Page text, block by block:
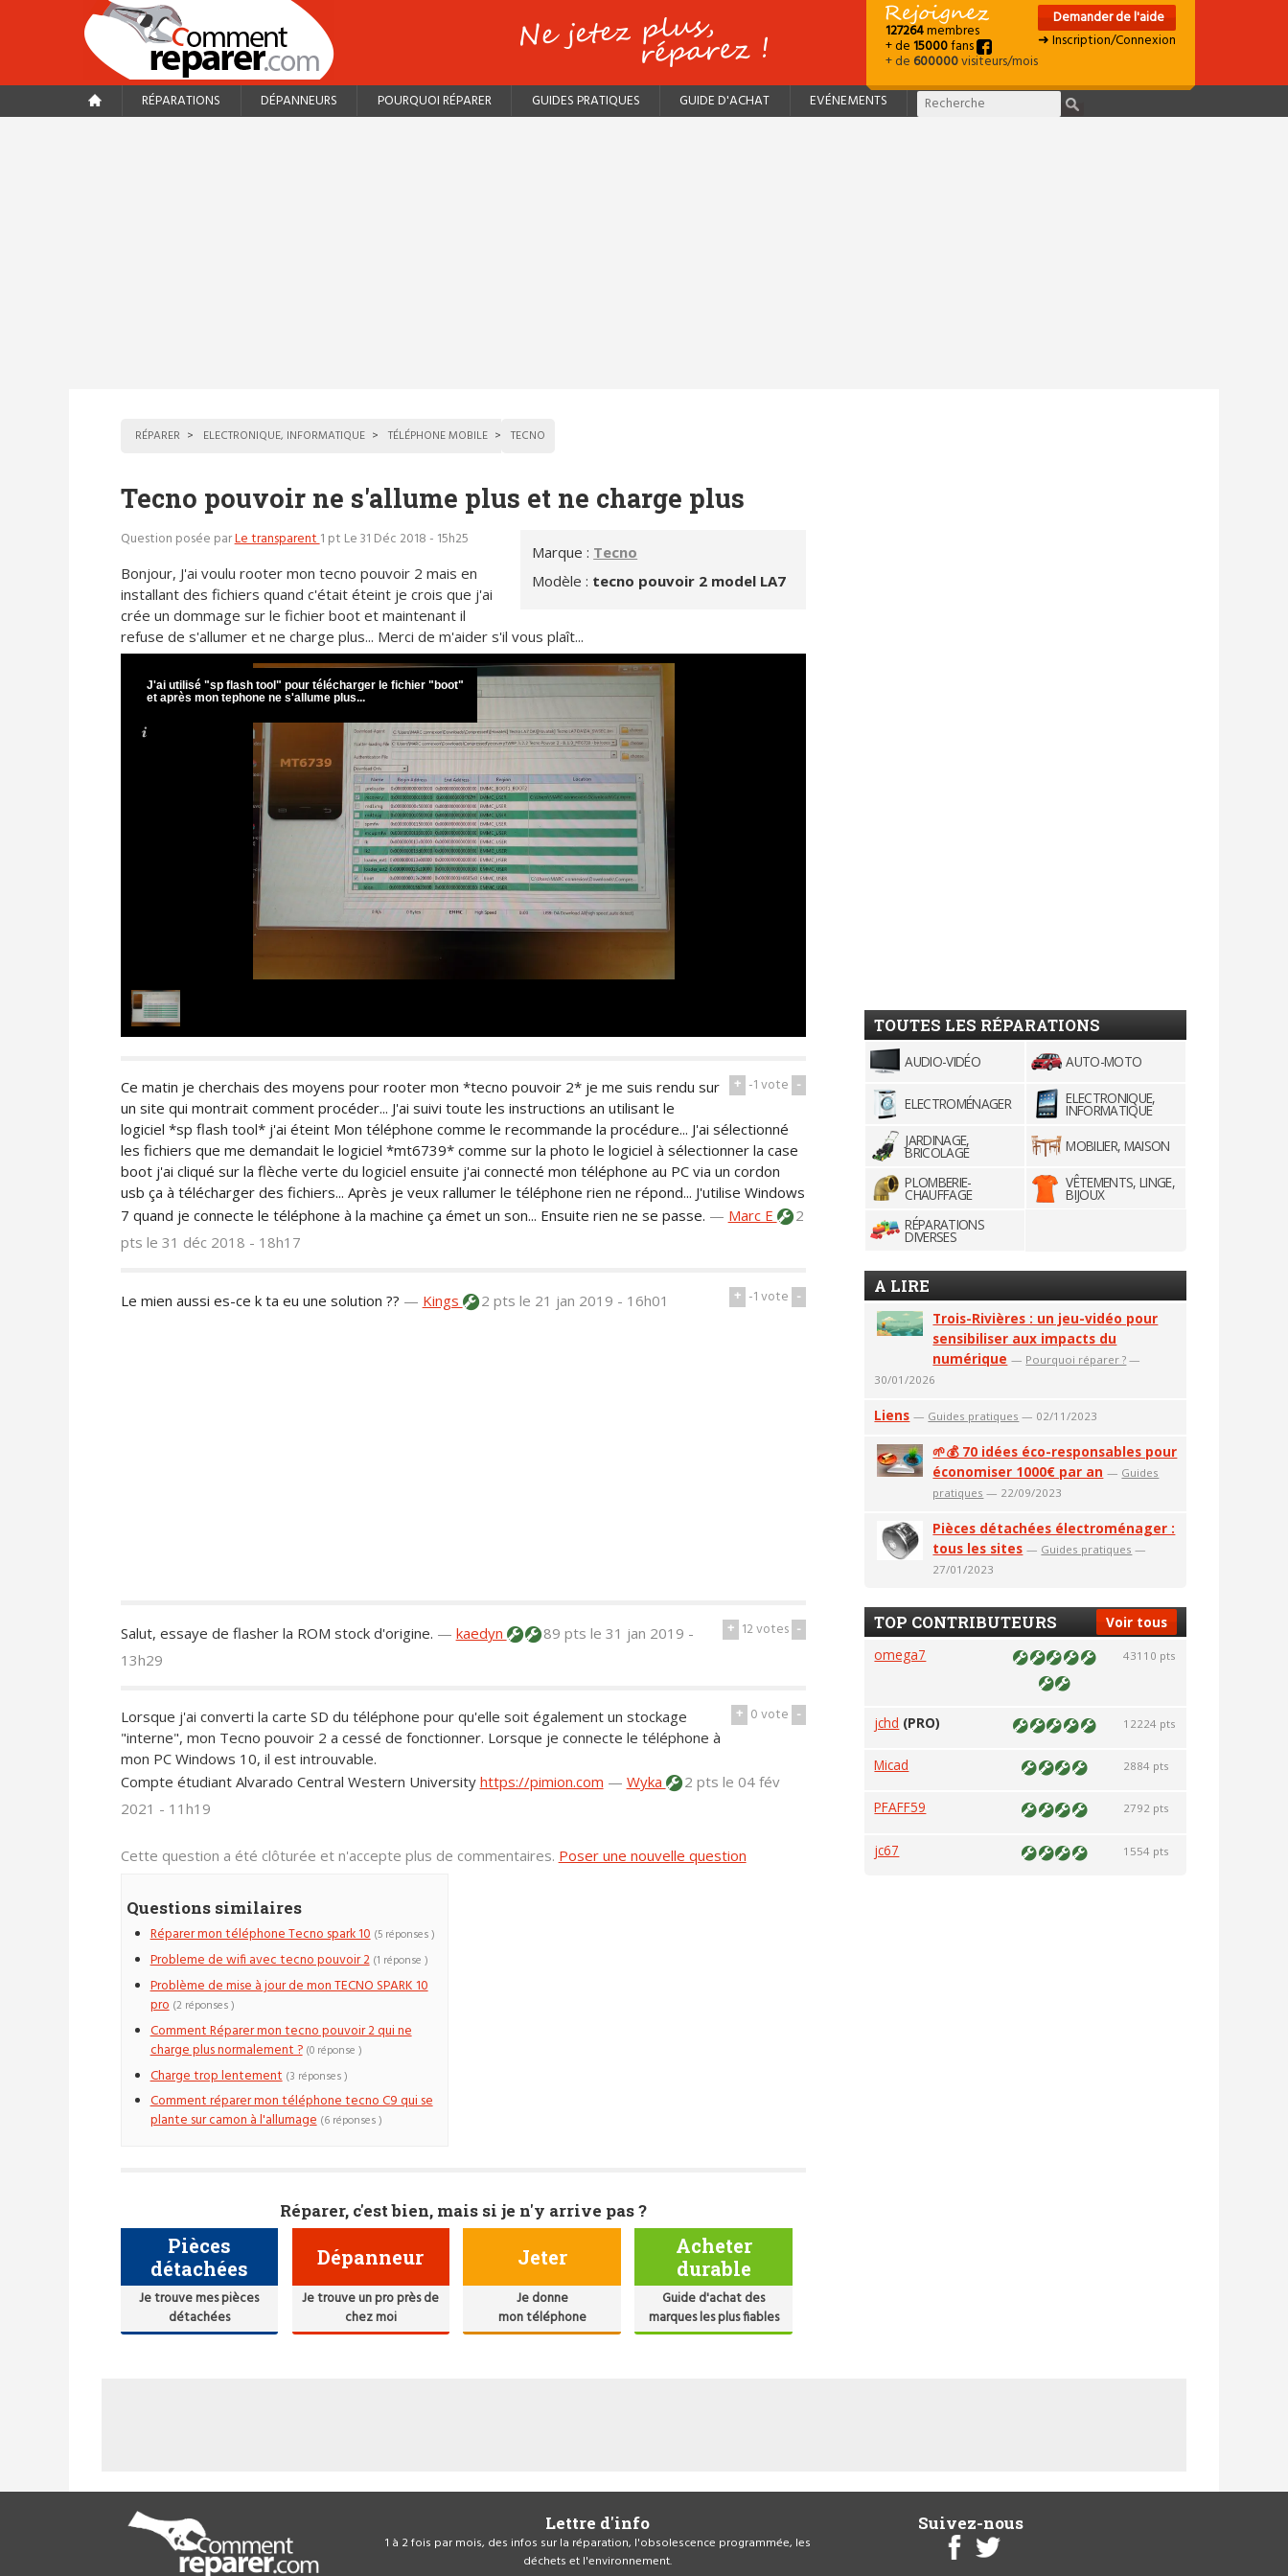
127264membres
+ de15000fans
+ de600000visiteurs/mois
Demander de l'aide
➜ Inscription/Connexion
RÉPARATIONS DÉPANNEURS POURQUOI RÉPARER GUIDES PRATIQUES GUIDE D'ACHAT EVÉNEMENTS
RÉPARER ELECTRONIQUE, INFORMATIQUE TÉLÉPHONE MOBILE TECNO
Tecno pouvoir ne s'allume plus et ne charge plus
Marque : Tecno
Modèle : tecno pouvoir 2 model LA7
Question posée parLe transparent1 pt Le 31 Déc 2018 - 15h25
Bonjour, J'ai voulu rooter mon tecno pouvoir 2 mais en
installant des fichiers quand c'était éteint je crois que j'ai
crée un dommage sur le fichier boot et maintenant il
refuse de s'allumer et ne charge plus... Merci de m'aider s'il vous plaît...
J'ai utilisé "sp flash tool" pour télécharger le fichier "boot"
et après mon tephone ne s'allume plus...
+ -1vote -
Ce matin je cherchais des moyens pour rooter mon *tecno pouvoir 2* je me suis rendu sur
un site qui montrait comment procéder... J'ai suivi toute les instructions an utilisant le
logiciel *sp flash tool* j'ai éteint Mon téléphone comme le recommande la procédure... J'ai sélectionné
les fichiers que me demandait le logiciel *mt6739* comme sur la photo le logiciel à sélectionner la case
boot j'ai cliqué sur la flèche verte du logiciel ensuite j'ai connecté mon téléphone au PC via un cordon
usb ça à télécharger des fichiers... Après je veux rallumer le téléphone rien ne répond... J'utilise Windows
7 quand je connecte le téléphone à la machine ça émet un son... Ensuite rien ne se passe. — Marc E
2
pts le 31 déc 2018 - 18h17
+ -1vote -
Le mien aussi es-ce k ta eu une solution ?? — Kings 2 pts le 21 jan 2019 - 16h01
+ 12votes -
Salut, essaye de flasher la ROM stock d'origine. — kaedyn 89 pts le 31 jan 2019 -
13h29
+ 0vote -
Lorsque j'ai converti la carte SD du téléphone pour qu'elle soit également un stockage
"interne", mon Tecno pouvoir 2 a cessé de fonctionner. Lorsque je connecte le téléphone à
mon PC Windows 10, il est introuvable.
Compte étudiant Alvarado Central Western University https://pimion.com — Wyka 2 pts le 04 fév
2021 - 11h19
Cette question a été clôturée et n'accepte plus de commentaires. Poser une nouvelle question
Questions similaires
Réparer mon téléphone Tecno spark 10 (5 réponses )
Probleme de wifi avec tecno pouvoir 2 (1 réponse )
Problème de mise à jour de mon TECNO SPARK 10
pro (2 réponses )
Comment Réparer mon tecno pouvoir 2 qui ne
charge plus normalement ? (0 réponse )
Charge trop lentement (3 réponses )
Comment réparer mon téléphone tecno C9 qui se
plante sur camon à l'allumage (6 réponses )
Réparer, c'est bien, mais si je n'y arrive pas ?
Pièces
détachées
Je trouve mes pièces
détachées
Dépanneur
Je trouve un pro près de
chez moi
Jeter
Je donne
mon téléphone
Acheter
durable
Guide d'achat des
marques les plus fiables
TOUTES LES RÉPARATIONS
AUDIO-VIDÉO AUTO-MOTO
ELECTROMÉNAGER ELECTRONIQUE,
INFORMATIQUE
JARDINAGE,
BRICOLAGE
MOBILIER, MAISON
PLOMBERIE-
CHAUFFAGE
VÊTEMENTS, LINGE,
BIJOUX
RÉPARATIONS
DIVERSES
A LIRE
Trois-Rivières : un jeu-vidéo pour
sensibiliser aux impacts du
numérique — Pourquoi réparer ? —
30/01/2026
Liens — Guides pratiques — 02/11/2023
🌱💰 70 idées éco-responsables pour
économiser 1000€ par an — Guides
pratiques — 22/09/2023
Pièces détachées électroménager :
tous les sites — Guides pratiques —
27/01/2023
Voir tous
TOP CONTRIBUTEURS
omega7 43110 pts
jchd (PRO) 12224 pts
Micad 2884 pts
PFAFF59 2792 pts
jc67 1554 pts
Lettre d'info
1 à 2 fois par mois, des infos sur la réparation, l'obsolescence programmée, les
déchets et l'environnement.
Suivez-nous